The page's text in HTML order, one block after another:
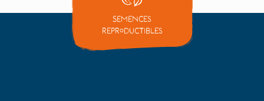
Semences
reproductibles